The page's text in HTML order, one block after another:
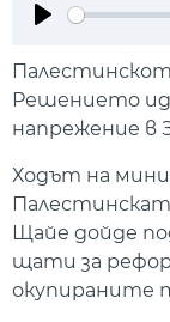
Решението
напрежение в
Ходът на
Щайе дойде
щати за
окупираните